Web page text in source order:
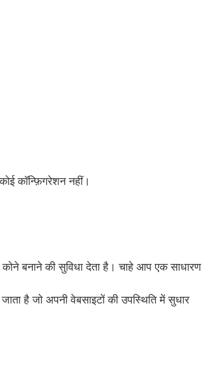
कॉन्फ़िगरेशन नहीं।
बनाने की सुविधा देता है। चाहे आप एक साधारण
है जो अपनी वेबसाइटों की उपस्थिति में सुधार